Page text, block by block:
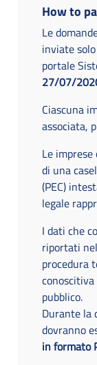
How to
Le
inviate
portale
27/07/
Ciascuna
associata,
Le imprese
di una
(PEC)
legale
I dati che
riportati
procedura
pubblico.
Durante la
dovranno
in formato